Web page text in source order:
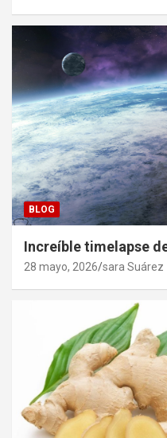
BLOG
Increíble timelapse
28 mayo, 2026 sara Suárez